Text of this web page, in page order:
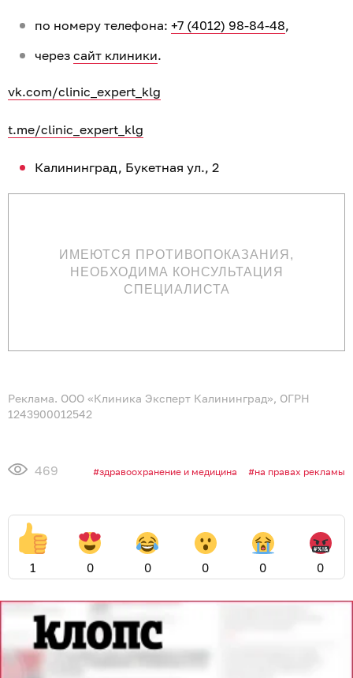
по номеру телефона: +7 (4012) 98-84-48,
через сайт клиники.
vk.com/clinic_expert_klg
t.me/clinic_expert_klg
Калининград, Букетная ул., 2
ИМЕЮТСЯ ПРОТИВОПОКАЗАНИЯ,
НЕОБХОДИМА КОНСУЛЬТАЦИЯ
СПЕЦИАЛИСТА
Реклама. ООО «Клиника Эксперт Калининград», ОГРН
1243900012542
469 здравоохранение и медицина на правах рекламы
1 0 0 0 0 0